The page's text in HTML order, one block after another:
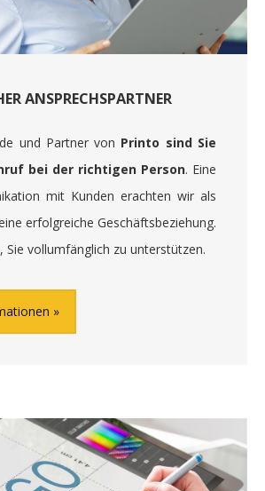
ANSPRECHSPARTNER
und Partner von Printo sind Sie
bei der richtigen Person. Eine
mit Kunden erachten wir als
erfolgreiche Geschäftsbeziehung.
Sie vollumfänglich zu unterstützen.